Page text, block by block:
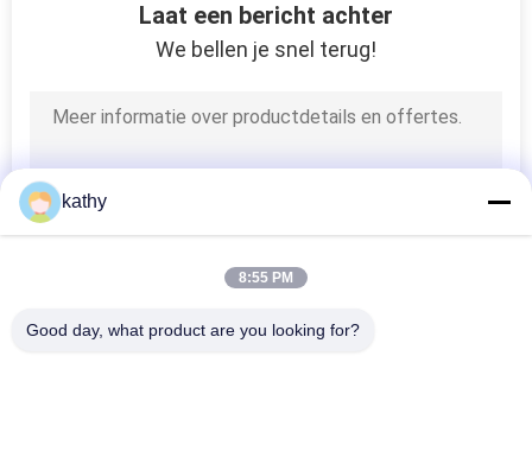
Mesh Fabric
Metaalkantstof
Laat een bericht achter
We bellen je snel terug!
kathy
8:55 PM
Good day, what product are you looking for?